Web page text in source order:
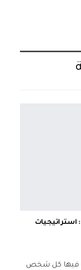
استراتيجيات
فيها كل شخص